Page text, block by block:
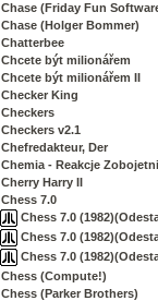
Chase (Friday Fun
Chase (Holger Bommer)
Chatterbee
Chcete být milionářem
Chcete být milionářem II
Checker King
Checkers
Checkers v2.1
Chefredakteur, Der
Chemia - Reakcje
Cherry Harry II
Chess 7.0
Chess 7.0
Chess 7.0
Chess 7.0
Chess (Compute!)
Chess (Parker Brothers)